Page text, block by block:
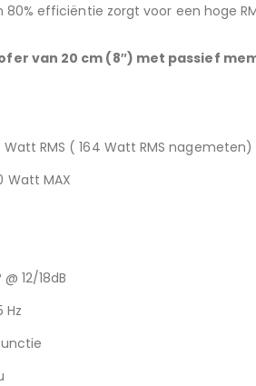
efficiëntie zorgt voor een hoge
van 20 cm (8″) met passief
RMS ( 164 Watt RMS nagemeten)
Watt MAX
12/18dB
Hz